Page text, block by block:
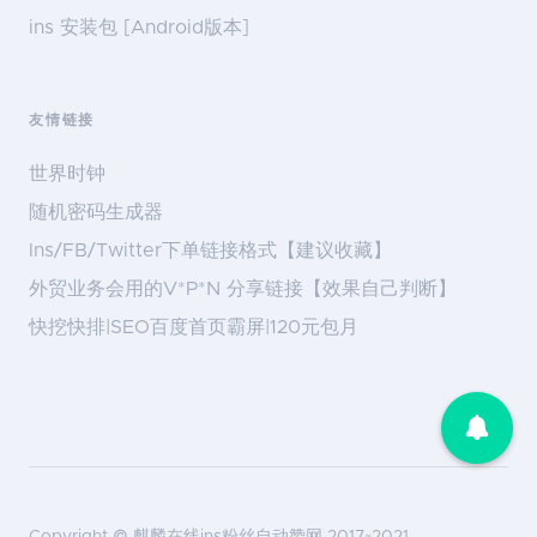
ins 安装包 [Android版本]
友情链接
世界时钟
随机密码生成器
Ins/FB/Twitter下单链接格式【建议收藏】
外贸业务会用的V*P*N 分享链接【效果自己判断】
快挖快排|SEO百度首页霸屏|120元包月